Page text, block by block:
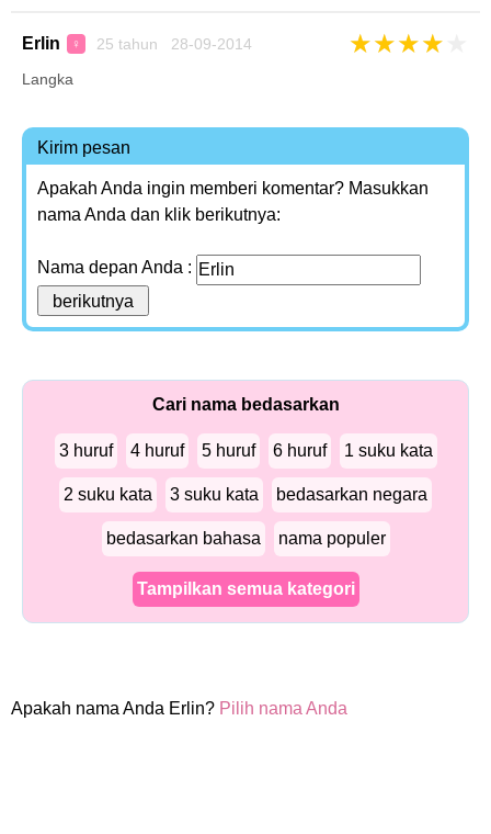
Erlin ♀ 25 tahun 28-09-2014 ★★★★
Langka
Kirim pesan
Apakah Anda ingin memberi komentar? Masukkan
nama Anda dan klik berikutnya:
Nama depan Anda :
Cari nama bedasarkan
3 huruf 4 huruf 5 huruf 6 huruf 1 suku kata
2 suku kata 3 suku kata bedasarkan negara
bedasarkan bahasa nama populer
Tampilkan semua kategori
Apakah nama Anda Erlin? Pilih nama Anda